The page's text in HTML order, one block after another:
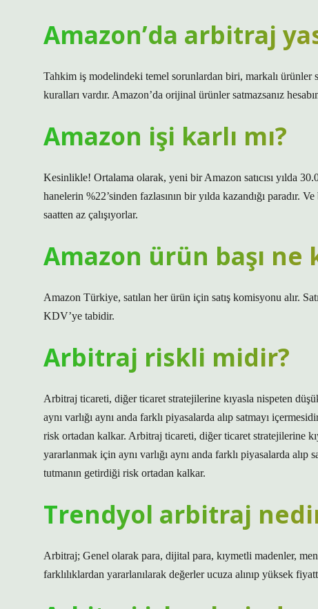
Amazon’da arbitraj
Tahkim iş modelindeki temel sorunlardan biri, markalı ürünler
kuralları vardır. Amazon’da orijinal ürünler satmazsanız
Amazon işi karlı mı?
Kesinlikle! Ortalama olarak, yeni bir Amazon satıcısı yılda
hanelerin %22’sinden fazlasının bir yılda kazandığı paradır.
saatten az çalışıyorlar.
Amazon ürün başı ne
Amazon Türkiye, satılan her ürün için satış komisyonu alır.
KDV’ye tabidir.
Arbitraj riskli midir?
Arbitraj ticareti, diğer ticaret stratejilerine kıyasla nispeten
aynı varlığı aynı anda farklı piyasalarda alıp satmayı
risk ortadan kalkar. Arbitraj ticareti, diğer ticaret stratejilerine
yararlanmak için aynı varlığı aynı anda farklı piyasalarda
tutmanın getirdiği risk ortadan kalkar.
Trendyol arbitraj
Arbitraj; Genel olarak para, dijital para, kıymetli madenler,
farklılıklardan yararlanılarak değerler ucuza alınıp yüksek